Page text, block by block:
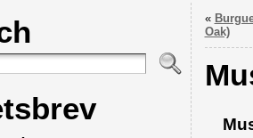
«
Oak)